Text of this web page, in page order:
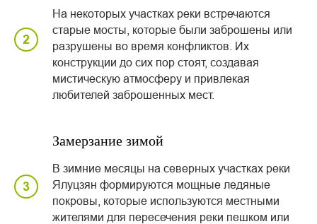
На некоторых участках реки встречаются
старые мосты, которые были заброшены или
разрушены во время конфликтов. Их
конструкции до сих пор стоят, создавая
мистическую атмосферу и привлекая
любителей заброшенных мест.
Замерзание зимой
В зимние месяцы на северных участках реки
Ялуцзян формируются мощные ледяные
покровы, которые используются местными
жителями для пересечения реки пешком или